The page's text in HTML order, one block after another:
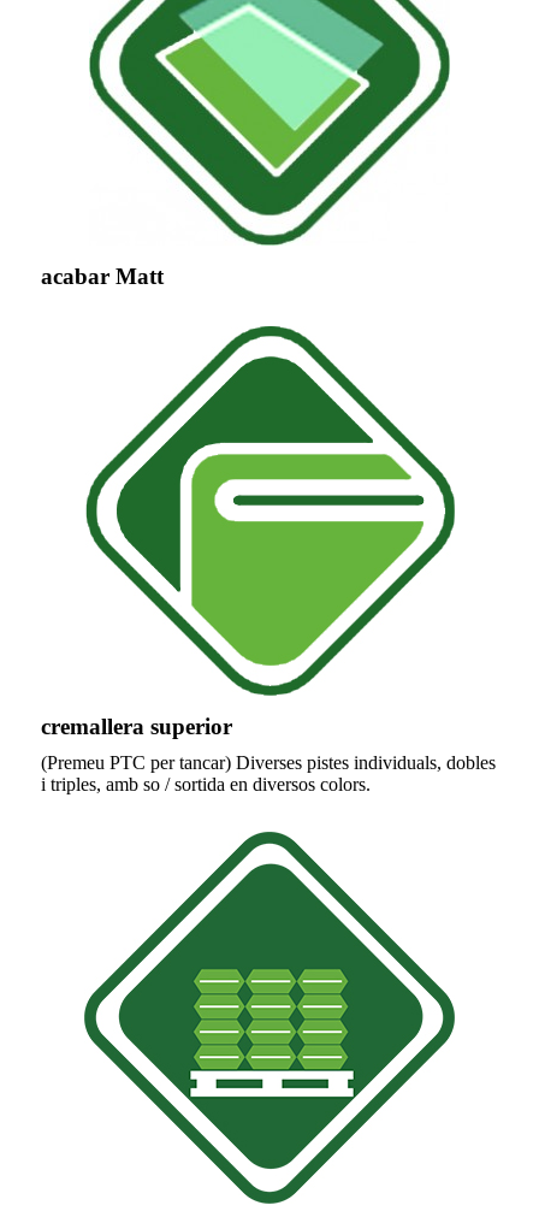
acabar Matt
cremallera superior
(Premeu PTC per tancar) Diverses pistes individuals, dobles
i triples, amb so / sortida en diversos colors.